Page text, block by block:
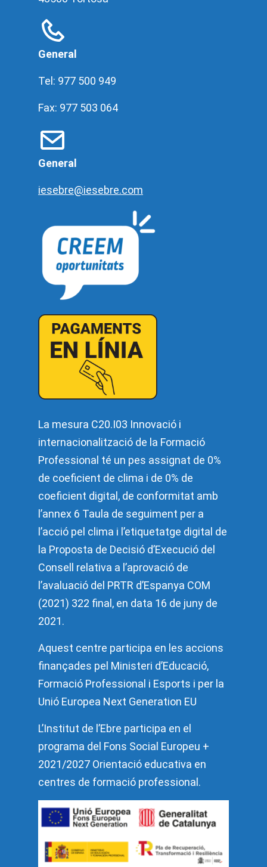
General
Tel: 977 500 949
Fax: 977 503 064
General
iesebre@iesebre.com
La mesura C20.I03 Innovació i
internacionalització de la Formació
Professional té un pes assignat de 0%
de coeficient de clima i de 0% de
coeficient digital, de conformitat amb
l’annex 6 Taula de seguiment per a
l’acció pel clima i l’etiquetatge digital de
la Proposta de Decisió d’Execució del
Consell relativa a l’aprovació de
l’avaluació del PRTR d’Espanya COM
(2021) 322 final, en data 16 de juny de
2021.
Aquest centre participa en les accions
finançades pel Ministeri d’Educació,
Formació Professional i Esports i per la
Unió Europea Next Generation EU
L’Institut de l’Ebre participa en el
programa del Fons Social Europeu +
2021/2027 Orientació educativa en
centres de formació professional.